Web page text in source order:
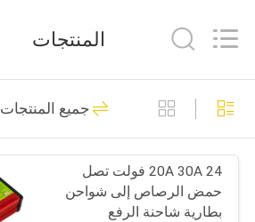
الصفحة
الرئيسية
منتجات
Machinery
Co.,Ltd.
Reserved.
مكدس البليت
الكهربائي
169
المنتجات
جميع المنتجات
20A 30A 24 فولت تصل
حمض الرصاص إلى شواحن
بطارية شاحنة الرفع